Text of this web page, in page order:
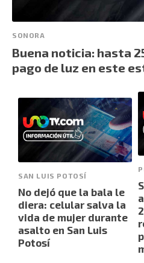
SONORA
Buena noticia: hasta
pago de luz en este
SAN LUIS POTOSÍ
No dejó que la bala le
diera: celular salva la
vida de mujer durante
asalto en San Luis
Potosí